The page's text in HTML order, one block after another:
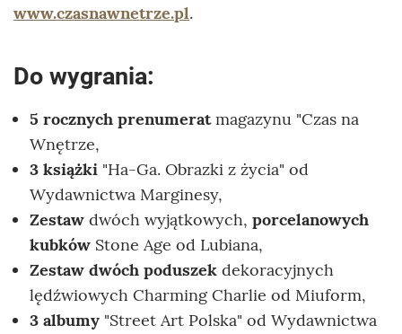
www.czasnawnetrze.pl.
Do wygrania:
5 rocznych prenumeratmagazynu "Czas na
Wnętrze,
3 książki "Ha-Ga. Obrazki z życia" od
Wydawnictwa Marginesy,
Zestaw dwóch wyjątkowych, porcelanowych
kubków Stone Age od Lubiana,
Zestaw dwóch poduszek dekoracyjnych
lędźwiowych Charming Charlie od Miuform,
3 albumy "Street Art Polska" od Wydawnictwa